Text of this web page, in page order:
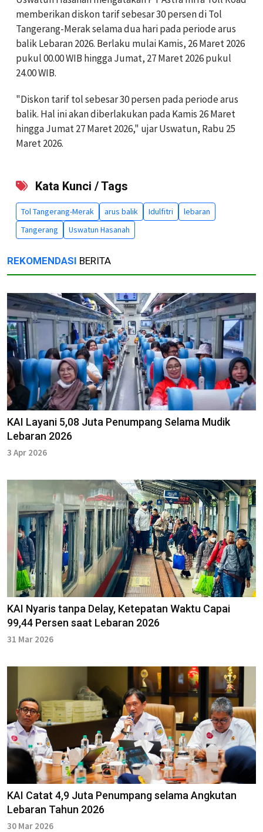
memberikan diskon tarif sebesar 30 persen di Tol
Tangerang-Merak selama dua hari pada periodearus
balik Lebaran 2026. Berlaku mulai Kamis, 26 Maret 2026
pukul 00.00 WIB hingga Jumat, 27 Maret 2026 pukul
24.00 WIB.
"Diskon tarif tol sebesar 30 persen pada periode arus
balik. Hal ini akan diberlakukan pada Kamis 26 Maret
hingga Jumat 27 Maret 2026," ujar Uswatun, Rabu 25
Maret 2026.
Kata Kunci / Tags
Tol Tangerang-Merak arus balik Idulfitri
lebaran
Tangerang
Uswatun Hasanah
REKOMENDASI BERITA
KAI Layani 5,08 Juta Penumpang Selama Mudik
Lebaran 2026
3 Apr 2026
KAI Nyaris tanpa Delay, Ketepatan Waktu Capai
99,44 Persen saat Lebaran 2026
31 Mar 2026
KAI Catat 4,9 Juta Penumpang selama Angkutan
Lebaran Tahun 2026
30 Mar 2026